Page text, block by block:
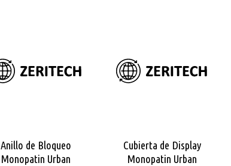
Anillo de Bloqueo
Monopatin Urban
Cubierta de Display
Monopatin Urban